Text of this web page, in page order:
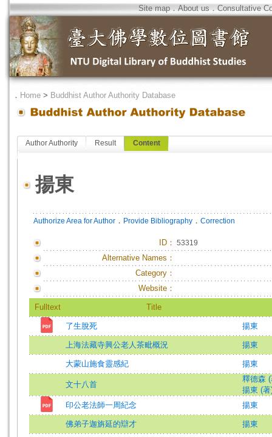
Site map．About us．Consultative
． Home > Buddhist Author Authority Database
Author Authority Result Content
揚東
Authorize Area for Author ． Provide Bibliography ． Correction
ID ： 53319
Alternative Names：
Category：
Website：
Fulltext Title
了生脫死 揚東
上海法藏寺興公老人茶毗概況 揚東
大蒙山施食靈感紀 揚東
文十八首
釋德森
揚東 (著
印公老法師一周紀念
揚東
佛弟子迦旃延的辯才 揚東